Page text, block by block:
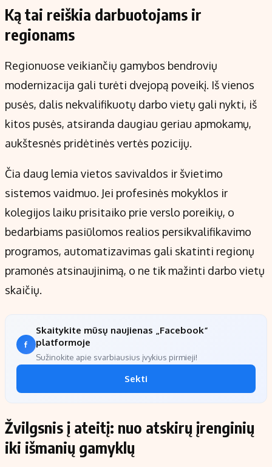
Ką tai reiškia darbuotojams ir
regionams
Regionuose veikiančių gamybos bendrovių
modernizacija gali turėti dvejopą poveikį. Iš vienos
pusės, dalis nekvalifikuotų darbo vietų gali nykti, iš
kitos pusės, atsiranda daugiau geriau apmokamų,
aukštesnės pridėtinės vertės pozicijų.
Čia daug lemia vietos savivaldos ir švietimo
sistemos vaidmuo. Jei profesinės mokyklos ir
kolegijos laiku prisitaiko prie verslo poreikių, o
bedarbiams pasiūlomos realios persikvalifikavimo
programos, automatizavimas gali skatinti regionų
pramonės atsinaujinimą, o ne tik mažinti darbo vietų
skaičių.
Skaitykite mūsų naujienas „Facebook“
platformoje
Sužinokite apie svarbiausius įvykius pirmieji!
Sekti
Žvilgsnis į ateitį: nuo atskirų įrenginių
iki išmanių gamyklų